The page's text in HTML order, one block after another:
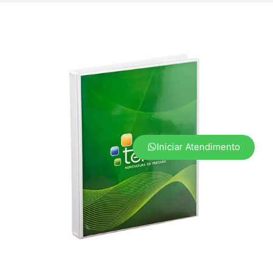
Iniciar Atendimento